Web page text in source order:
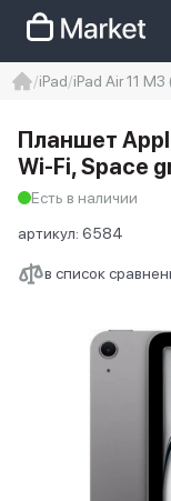
Iphone 14 pro
iPad iPad Air 11
в список
Планшет
Wi-Fi, Space
Есть в наличии
артикул: 6584